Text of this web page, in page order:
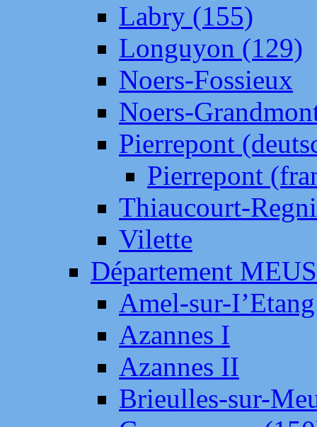
Labry (155)
Longuyon (129)
Noers-Fossieux
Noers-
Pierrepont
Pierrepont
Thiaucourt-
Vilette
Département
Amel-sur-
Azannes I
Azannes II
Brieulles-sur-